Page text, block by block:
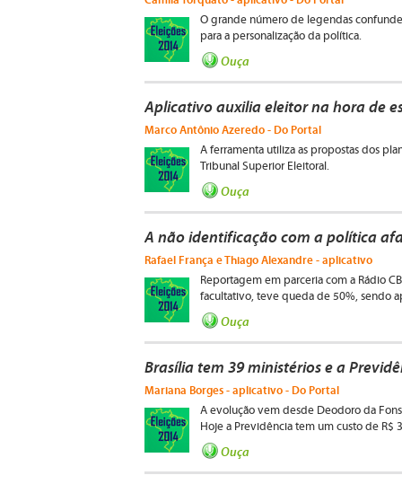
O grande número de legendas
para a personalização da política.
Ouça
Aplicativo auxilia eleitor na hora de
Marco Antônio Azeredo - Do Portal
A ferramenta utiliza as propostas dos
Tribunal Superior Eleitoral.
Ouça
A não identificação com a política
Rafael França e Thiago Alexandre - aplicativo
Reportagem em parceria com a Rádio
facultativo, teve queda de 50%, sendo
Ouça
Brasília tem 39 ministérios e a
Mariana Borges - aplicativo - Do Portal
A evolução vem desde Deodoro da
Hoje a Previdência tem um custo de R$
Ouça